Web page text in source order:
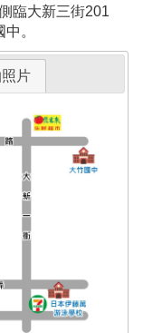
臨大新三街201
。
片